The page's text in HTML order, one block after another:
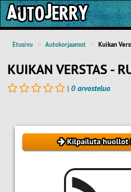
Etusivu Autokorjaamot Kuikan
KUIKAN VERSTAS -
| 0 arvostelua
Kilpailuta huollot